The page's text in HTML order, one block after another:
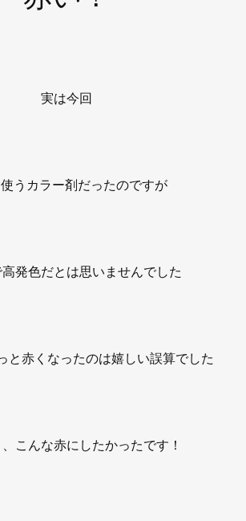
実は今回
うカラー剤だったのですが
発色だとは思いませんでした
と赤くなったのは嬉しい誤算でした
こんな赤にしたかったです！